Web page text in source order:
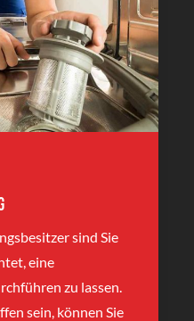
sind Sie
eine
zu lassen.
sein, können Sie